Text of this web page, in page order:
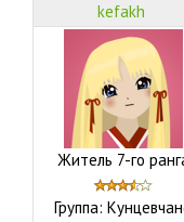
kefakh
Житель 7-го
Группа: